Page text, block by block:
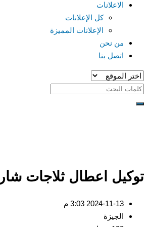
الاعلانات
كل الإعلانات
الإعلانات المميزة
من نحن
اتصل بنا
توكيل اعطال ثلاجات شارب
2024-11-13 3:03 م
الجيزة